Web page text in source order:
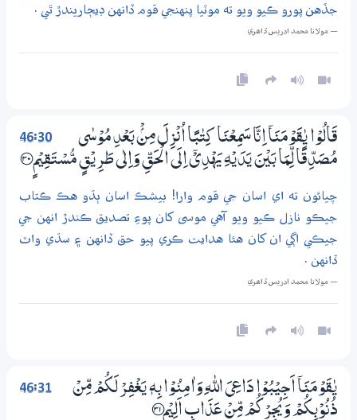
جڏهن پورو ڪيو ويو ته موٽيا پنهنجي قوم ڏانهن ڊيڄاريندڙ ٿي .
— مولانا محمد ادريس ڏاھري
46:30
قَالُوْا يٰقَوْمَنَآ اِنَّا سَمِعْنَا كِتٰبًا اُنْزِلَ مِنْۢ بَعْدِ مُوْسٰى
مُصَدِّقًا لِّمَا بَيْنَ يَدَيْهِ يَهْدِيْٓ اِلَى الْحَـقِّ وَاِلٰى طَرِيْقٍ مُّسْـتَقِيْمٍ ؀30
چيائون ته اي اسان جي قوم وارا! بيشڪ اسان ٻڌو هڪ ڪتاب
جيڪو نازل ڪيو ويو آهي موسى کان پوءِ تصديق ڪندڙ انهن جي
جيڪي اڳي ان کان هئا هدايت ڪري پيو حق ڏانهن ۽ سڌي واٽ
ڏانهن .
— مولانا محمد ادريس ڏاھري
46:31
يٰقَوْمَنَآ اَجِيْبُوْا دَاعِيَ اللّٰهِ وَاٰمِنُوْا بِهٖ يَغْفِرْ لَكُمْ مِّنْ
ذُنُوْبِكُمْ وَيُجِرْكُمْ مِّنْ عَذَابٍ اَلِيْمٍ ؀31